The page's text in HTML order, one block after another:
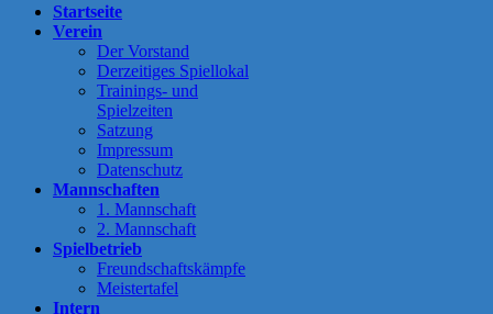
Startseite
Verein
Der Vorstand
Derzeitiges Spiellokal
Trainings- und
Spielzeiten
Satzung
Impressum
Datenschutz
Mannschaften
1. Mannschaft
2. Mannschaft
Spielbetrieb
Freundschaftskämpfe
Meistertafel
Intern